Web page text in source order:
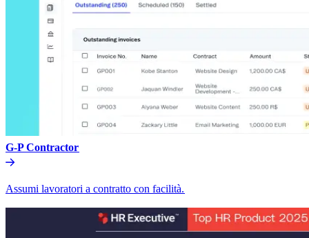
G-P Contractor​​
Assumi lavoratori a contratto con facilità.​​